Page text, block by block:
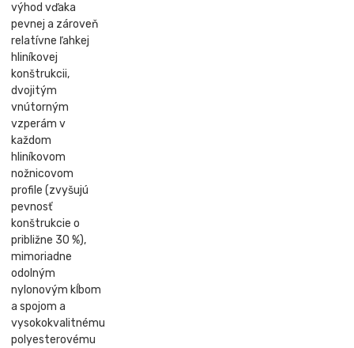
výhod vďaka
pevnej a zároveň
relatívne ľahkej
hliníkovej
konštrukcii,
dvojitým
vnútorným
vzperám v
každom
hliníkovom
nožnicovom
profile (zvyšujú
pevnosť
konštrukcie o
približne 30 %),
mimoriadne
odolným
nylonovým kĺbom
a spojom a
vysokokvalitnému
polyesterovému